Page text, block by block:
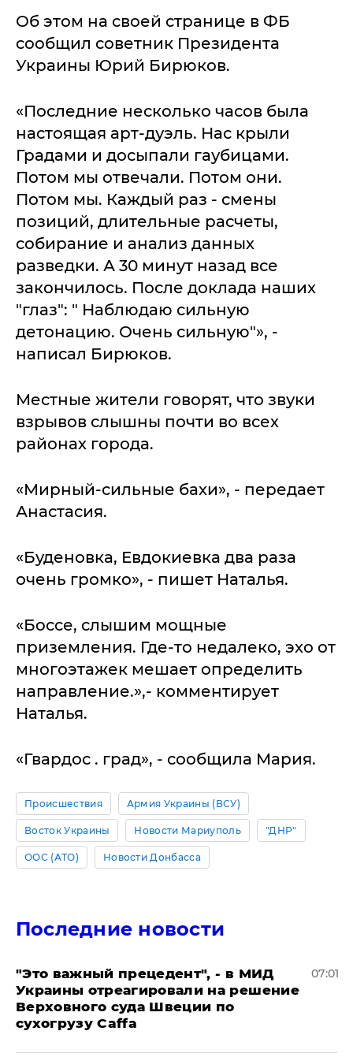
Об этом на своей странице в ФБ
сообщил советник Президента
Украины Юрий Бирюков.
«Последние несколько часов была
настоящая арт-дуэль. Нас крыли
Градами и досыпали гаубицами.
Потом мы отвечали. Потом они.
Потом мы. Каждый раз - смены
позиций, длительные расчеты,
собирание и анализ данных
разведки. А 30 минут назад все
закончилось. После доклада наших
"глаз": " Наблюдаю сильную
детонацию. Очень сильную"», -
написал Бирюков.
Местные жители говорят, что звуки
взрывов слышны почти во всех
районах города.
«Мирный-сильные бахи», - передает
Анастасия.
«Буденовка, Евдокиевка два раза
очень громко», - пишет Наталья.
«Боссе, слышим мощные
приземления. Где-то недалеко, эхо от
многоэтажек мешает определить
направление.»,- комментирует
Наталья.
«Гвардос . град», - сообщила Мария.
Происшествия Армия Украины (ВСУ)
Восток Украины Новости Мариуполь "ДНР"
ООС (АТО) Новости Донбасса
Последние новости
"Это важный прецедент", - в МИД
Украины отреагировали на решение
Верховного суда Швеции по
сухогрузу Caffa
07:01